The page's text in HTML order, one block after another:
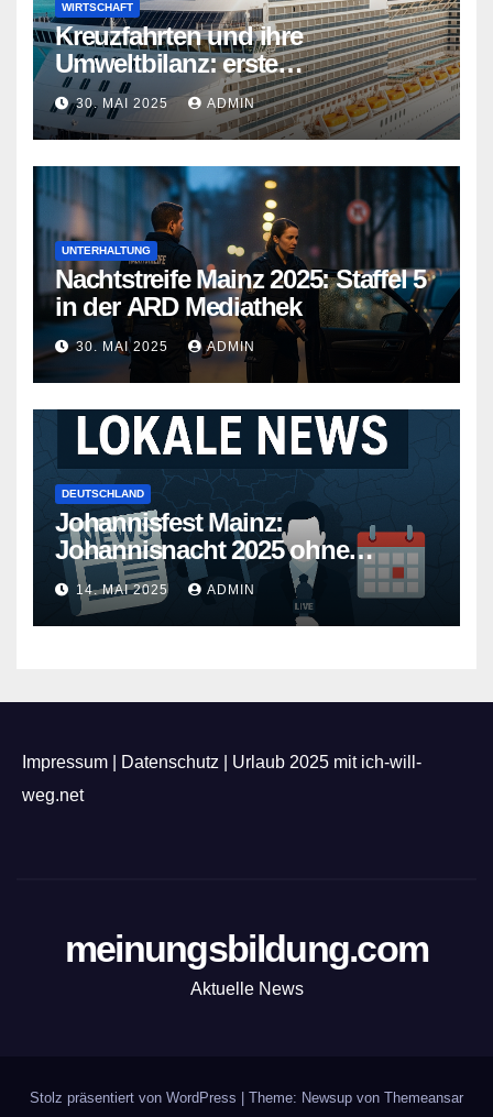
WIRTSCHAFT
Kreuzfahrten und ihre
Umweltbilanz: erste
Kreuzfahrtschiffe gehen neue
Wege
30. MAI 2025 ADMIN
UNTERHALTUNG
Nachtstreife Mainz 2025: Staffel 5
in der ARD Mediathek
30. MAI 2025 ADMIN
DEUTSCHLAND
Johannisfest Mainz:
Johannisnacht 2025 ohne
Feuerwerk
14. MAI 2025 ADMIN
Impressum Datenschutz
Urlaub 2025 mit ich-will-
weg.net
meinungsbildung.com
Aktuelle News
Stolz präsentiert von WordPress Theme: Newsup von Themeansar